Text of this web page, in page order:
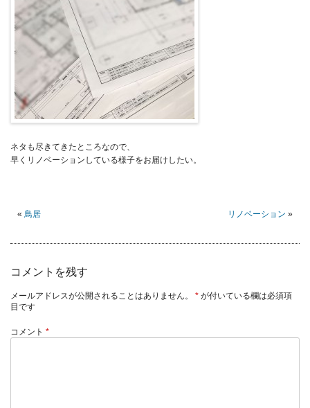
ネタも尽きてきたところなので、
早くリノベーションしている様子をお届けしたい。
« 鳥居 リノベーション »
コメントを残す
メールアドレスが公開されることはありません。 * が付いている欄は必須項
目です
コメント *